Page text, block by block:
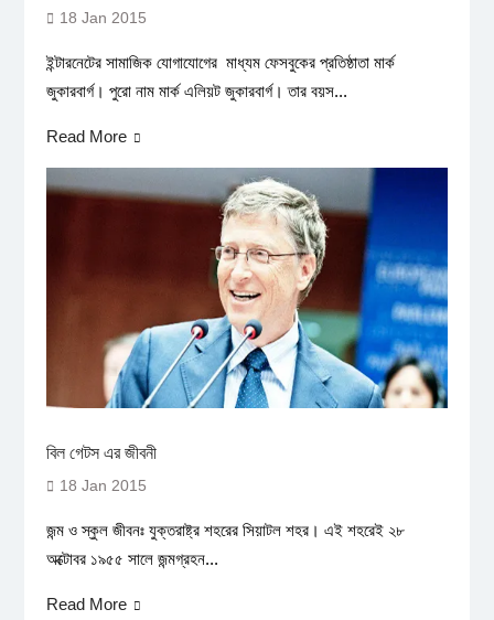
18 Jan 2015
ইন্টারনেটের সামাজিক যোগাযোগের মাধ্যম ফেসবুকের প্রতিষ্ঠাতা মার্ক
জুকারবার্গ। পুরো নাম মার্ক এলিয়ট জুকারবার্গ। তার বয়স...
Read More
বিল গেটস এর জীবনী
18 Jan 2015
জন্ম ও স্কুল জীবনঃ যুক্তরাষ্ট্র শহরের সিয়াটল শহর। এই শহরেই ২৮
অক্টোবর ১৯৫৫ সালে জন্মগ্রহন...
Read More